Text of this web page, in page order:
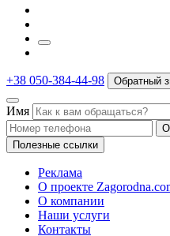
+38 050-384-44-98 Обратный
Имя
Полезные ссылки
Реклама
О проекте
О компании
Наши услуги
Контакты